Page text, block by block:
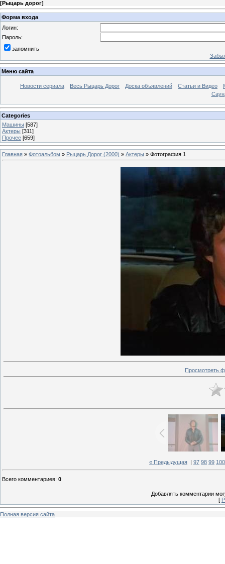
[Рыцарь дорог]
Форма входа
Логин:
Пароль:
запомнить
Меню сайта
Новости сериала Весь Рыцарь Дорог Доска объявлений Статьи и Видео
Categories
Машины [587]
Актеры [311]
Прочее [659]
Главная » Фотоальбом » Рыцарь Дорог (2000) » Актеры » Фотография 1
Просмотреть
« Предыдущая 97 98 99 100
Всего комментариев: 0
Добавлять комментарии
[
Полная версия сайта